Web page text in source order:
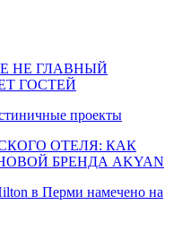
НЕ ГЛАВНЫЙ
ГОСТЕЙ
проекты
ОТЕЛЯ: КАК
БРЕНДА AKYAN
в Перми намечено на